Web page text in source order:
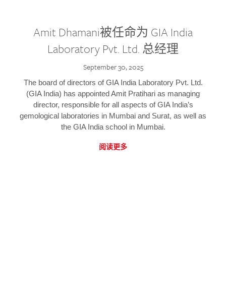
Amit Dhamani被任命为 GIA India
Laboratory Pvt. Ltd. 总经理
September 30, 2025
The board of directors of GIA India Laboratory Pvt. Ltd.
(GIA India) has appointed Amit Pratihari as managing
director, responsible for all aspects of GIA India’s
gemological laboratories in Mumbai and Surat, as well as
the GIA India school in Mumbai.
阅读更多